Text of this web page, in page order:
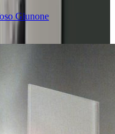
Giunone